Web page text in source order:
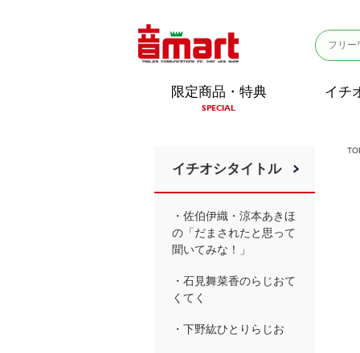
限定商品・特典
SPECIAL
イチ
イチオシタイトル
・佐伯伊織・涼本あきほ
の「だまされたと思って
聞いてみな！」
・石見舞菜香のらじおて
くてく
・下野紘ひとりらじお